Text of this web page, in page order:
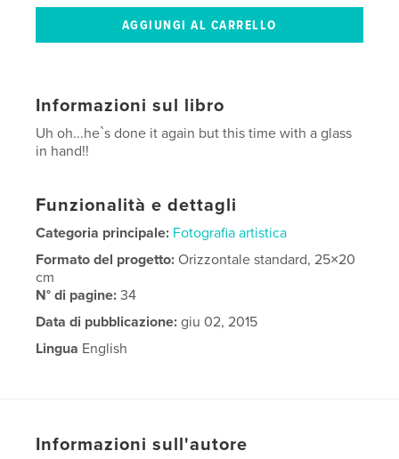
Informazioni sul libro
Uh oh...he`s done it again but this time with a glass
in hand!!
Funzionalità e dettagli
Categoria principale: Fotografia artistica
Formato del progetto:Orizzontale standard, 25×20
cm
N° di pagine:34
Data di pubblicazione: giu 02, 2015
Lingua English
Informazioni sull'autore